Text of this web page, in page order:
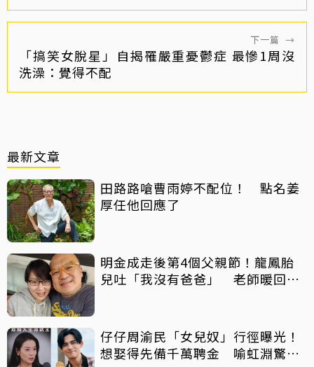
下一篇 →
「搞笑女脫星」自揭罹嚴重憂鬱症 最慘1周沒
洗澡：覺得不配
最新文章
田路路嗆曹雨婷不配位！ 點名姜
厚任他回應了
明金成走後第4個父親節！龍鳳胎
兒吐「我沒有爸爸」 老師暖回一
仔仔周渝民「女兒奴」行徑曝光！
想娶得先備千萬聘金 喻虹淵驚